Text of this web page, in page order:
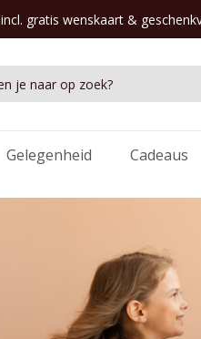
incl. gratis wenskaart &
Gelegenheid Cadeaus